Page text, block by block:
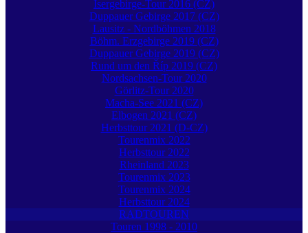
Isergebirge-Tour 2016 (CZ)
Duppauer Gebirge 2017 (CZ)
Lausitz - Nordböhmen 2018
Böhm. Erzgebirge 2019 (CZ)
Duppauer Gebirge 2019 (CZ)
Rund um den Říp 2019 (CZ)
Nordsachsen-Tour 2020
Görlitz-Tour 2020
Macha-See 2021 (CZ)
Elbogen 2021 (CZ)
Herbsttour 2021 (D-CZ)
Tourenmix 2022
Herbsttour 2022
Rheinland 2023
Tourenmix 2023
Tourenmix 2024
Herbsttour 2024
RADTOUREN
Touren 1998 - 2010